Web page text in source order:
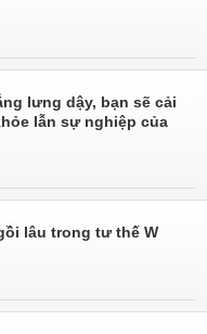
lưng dậy, bạn sẽ cải
lẫn sự nghiệp của
lâu trong tư thế W